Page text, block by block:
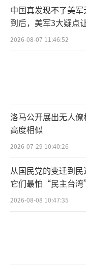
中国真发现不了美
到后，美军3大疑点
如此
2026-08-07 11:46:52
洛马公开展出无人
高度相似
2026-07-29 10:40:26
从国民党的变迁到民
它们最怕“民主台
2026-08-08 10:47:35